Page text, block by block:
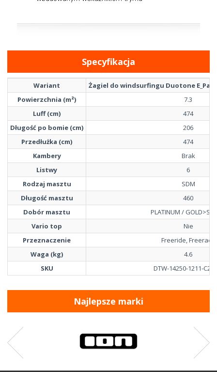
Specyfikacja
Wariant
Żagiel do windsurfingu Duotone
Powierzchnia (m²)
7.3
Luff (cm)
474
Długość po bomie (cm)
206
Przedłużka (cm)
474
Kambery
Brak
Listwy
6
Rodzaj masztu
SDM
Długość masztu
460
Dobór masztu
PLATINUM /
Vario top
Nie
Przeznaczenie
Freeride, Freerace
Waga (kg)
4.6
SKU
DTW-14250-1211-
Najlepsze marki